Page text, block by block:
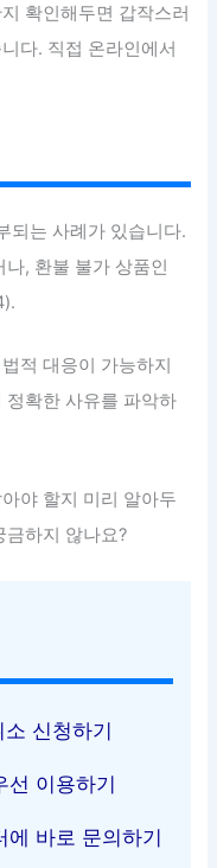
확인해두면 갑작스러
다. 직접 온라인에서
되는 사례가 있습니다.
, 환불 불가 상품인
적 대응이 가능하지
정확한 사유를 파악하
야 할지 미리 알아두
금하지 않나요?
소 신청하기
선 이용하기
에 바로 문의하기